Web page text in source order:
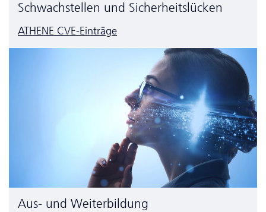
Schwachstellen und Sicherheitslücken
ATHENE CVE-Einträge
Aus- und Weiterbildung